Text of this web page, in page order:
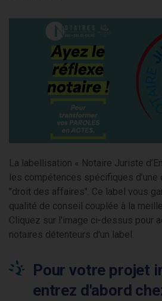
La labellisation « Notaire Juriste
les compétences spécifiques d’une
"droit des affaires". Ce label vous
qualité de conseil couplée à la
Cliquez sur l'image ci-dessus pour
notaires détenteurs d'un label.
Pour votre projet
entrez d'abord